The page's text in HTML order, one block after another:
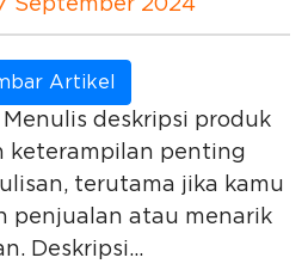
September 2024
Artikel
Menulis deskripsi produk
keterampilan penting
terutama jika kamu
penjualan atau menarik
Deskripsi...